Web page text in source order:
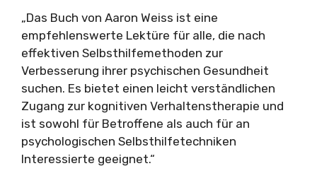
„Das Buch von Aaron Weiss ist eine
empfehlenswerte Lektüre für alle, die nach
effektiven Selbsthilfemethoden zur
Verbesserung ihrer psychischen Gesundheit
suchen. Es bietet einen leicht verständlichen
Zugang zur kognitiven Verhaltenstherapie und
ist sowohl für Betroffene als auch für an
psychologischen Selbsthilfetechniken
Interessierte geeignet.“